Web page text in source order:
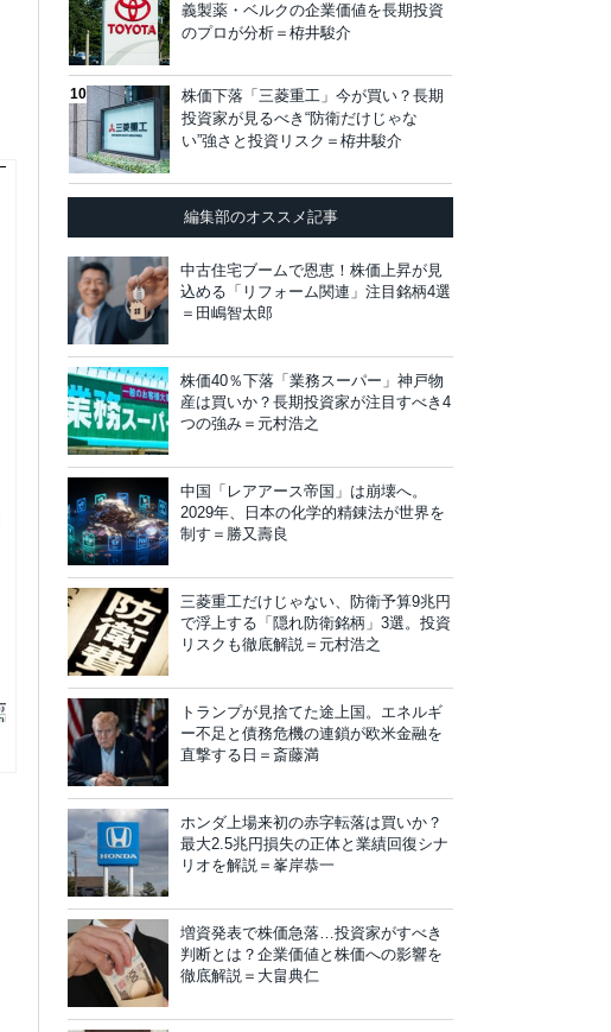
義製薬・ベルクの企業価値を長期投資
のプロが分析＝栫井駿介
株価下落「三菱重工」今が買い？長期
投資家が見るべき“防衛だけじゃな
い”強さと投資リスク＝栫井駿介
編集部のオススメ記事
中古住宅ブームで恩恵！株価上昇が見
込める「リフォーム関連」注目銘柄4選
＝田嶋智太郎
株価40％下落「業務スーパー」神戸物
産は買いか？長期投資家が注目すべき4
つの強み＝元村浩之
中国「レアアース帝国」は崩壊へ。
2029年、日本の化学的精錬法が世界を
制す＝勝又壽良
三菱重工だけじゃない、防衛予算9兆円
で浮上する「隠れ防衛銘柄」3選。投資
リスクも徹底解説＝元村浩之
トランプが見捨てた途上国。エネルギ
ー不足と債務危機の連鎖が欧米金融を
直撃する日＝斎藤満
ホンダ上場来初の赤字転落は買いか？
最大2.5兆円損失の正体と業績回復シナ
リオを解説＝峯岸恭一
増資発表で株価急落…投資家がすべき
判断とは？企業価値と株価への影響を
徹底解説＝大畠典仁